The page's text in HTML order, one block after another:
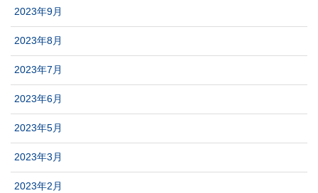
2023年9月
2023年8月
2023年7月
2023年6月
2023年5月
2023年3月
2023年2月